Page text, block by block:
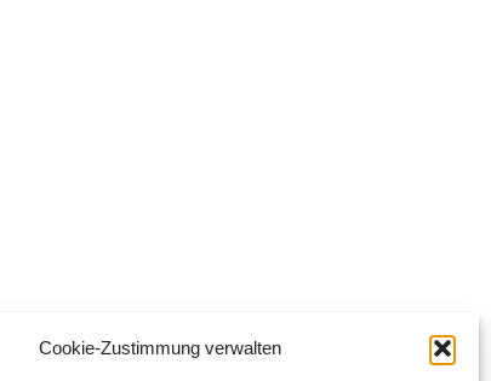
Cookie-Zustimmung verwalten